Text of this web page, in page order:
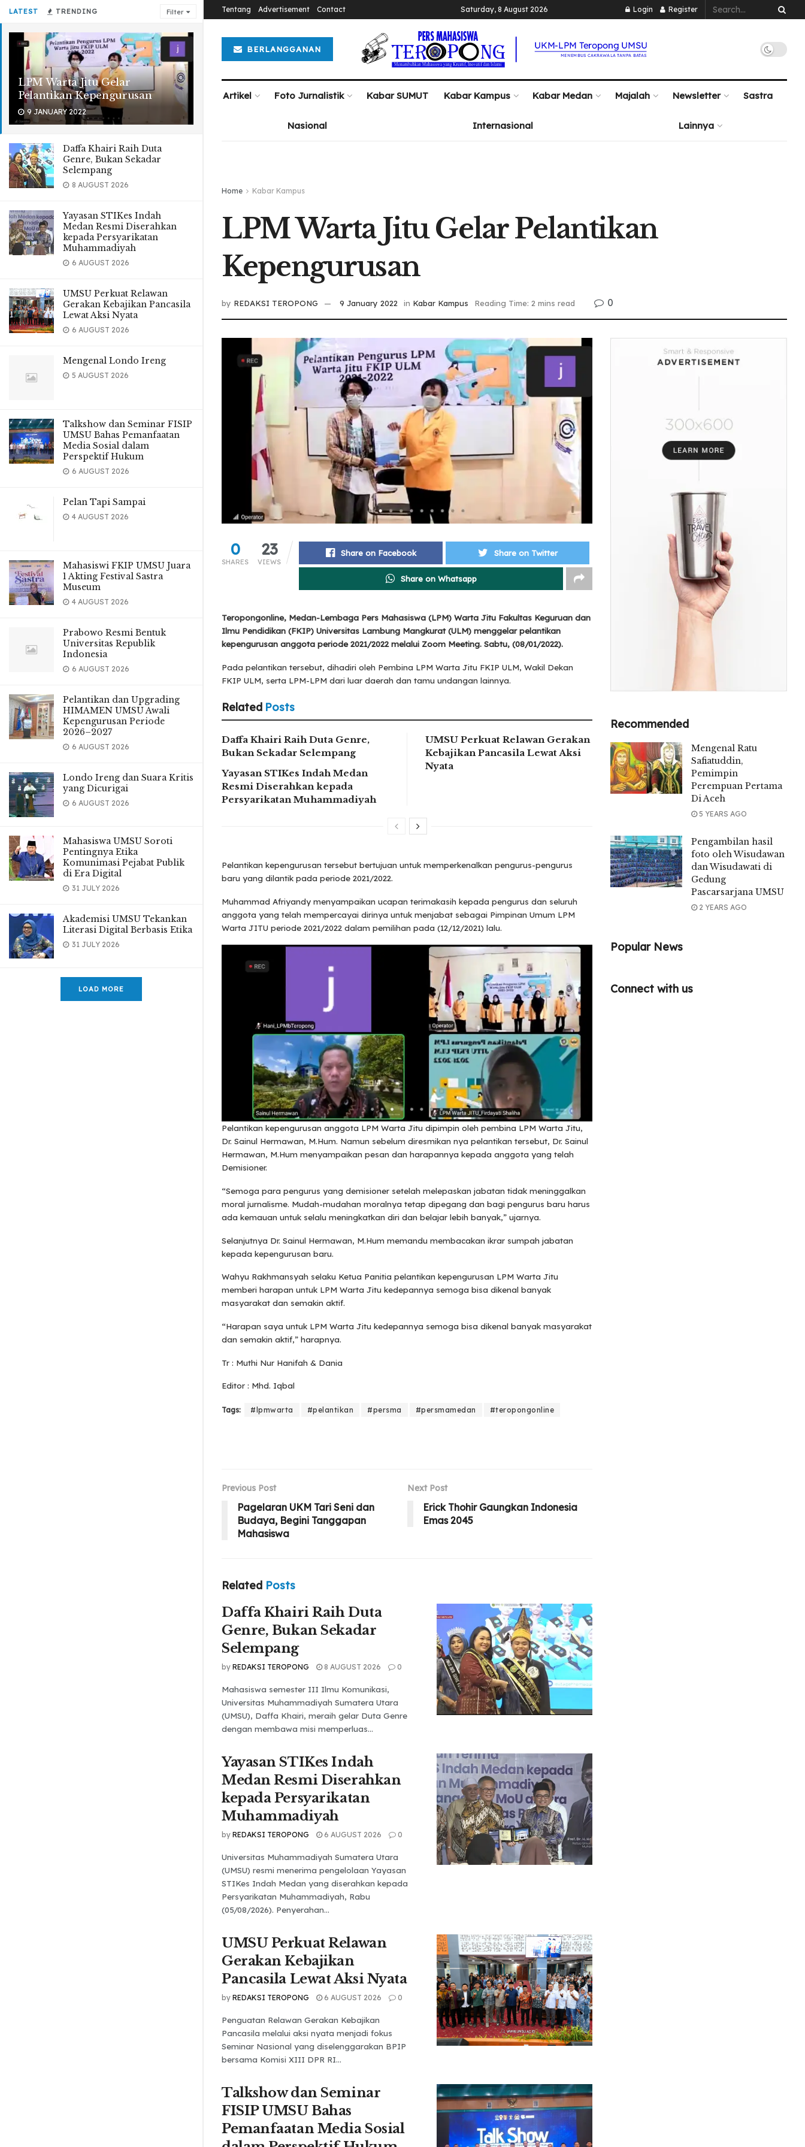
LATEST TRENDING Filter
LPM Warta Jitu Gelar
Pelantikan Kepengurusan
9 JANUARY 2022
Daffa Khairi Raih Duta
Genre, Bukan Sekadar
Selempang
8 AUGUST 2026
Yayasan STIKes Indah
Medan Resmi Diserahkan
kepada Persyarikatan
Muhammadiyah
6 AUGUST 2026
UMSU Perkuat Relawan
Gerakan Kebajikan Pancasila
Lewat Aksi Nyata
6 AUGUST 2026
Mengenal Londo Ireng
5 AUGUST 2026
Talkshow dan Seminar FISIP
UMSU Bahas Pemanfaatan
Media Sosial dalam
Perspektif Hukum
6 AUGUST 2026
Pelan Tapi Sampai
4 AUGUST 2026
Mahasiswi FKIP UMSU Juara
1 Akting Festival Sastra
Museum
4 AUGUST 2026
Prabowo Resmi Bentuk
Universitas Republik
Indonesia
6 AUGUST 2026
Pelantikan dan Upgrading
HIMAMEN UMSU Awali
Kepengurusan Periode
2026–2027
6 AUGUST 2026
Londo Ireng dan Suara Kritis
yang Dicurigai
6 AUGUST 2026
Mahasiswa UMSU Soroti
Pentingnya Etika
Komunimasi Pejabat Publik
di Era Digital
31 JULY 2026
Akademisi UMSU Tekankan
Literasi Digital Berbasis Etika
31 JULY 2026
LOAD MORE
Tentang Advertisement Contact Saturday, 8 August 2026 Login Register
BERLANGGANAN
Artikel Foto Jurnalistik Kabar SUMUT Kabar Kampus Kabar Medan Majalah Newsletter Sastra
Nasional Internasional Lainnya
Home Kabar Kampus
LPM Warta Jitu Gelar Pelantikan
Kepengurusan
by REDAKSI TEROPONG 9 January 2022 in Kabar Kampus Reading Time: 2 mins read 0
0
SHARES
23
VIEWS
Share on Facebook Share on Twitter
Share on Whatsapp
Teropongonline, Medan-Lembaga Pers Mahasiswa (LPM) Warta Jitu Fakultas Keguruan dan
Ilmu Pendidikan (FKIP) Universitas Lambung Mangkurat (ULM) menggelar pelantikan
kepengurusan anggota periode 2021/2022 melalui Zoom Meeting. Sabtu, (08/01/2022).
Pada pelantikan tersebut, dihadiri oleh Pembina LPM Warta Jitu FKIP ULM, Wakil Dekan
FKIP ULM, serta LPM-LPM dari luar daerah dan tamu undangan lainnya.
Related Posts
Daffa Khairi Raih Duta Genre,
Bukan Sekadar Selempang
Yayasan STIKes Indah Medan
Resmi Diserahkan kepada
Persyarikatan Muhammadiyah
UMSU Perkuat Relawan Gerakan
Kebajikan Pancasila Lewat Aksi
Nyata
Pelantikan kepengurusan tersebut bertujuan untuk memperkenalkan pengurus-pengurus
baru yang dilantik pada periode 2021/2022.
Muhammad Afriyandy menyampaikan ucapan terimakasih kepada pengurus dan seluruh
anggota yang telah mempercayai dirinya untuk menjabat sebagai Pimpinan Umum LPM
Warta JITU periode 2021/2022 dalam pemilihan pada (12/12/2021) lalu.
Pelantikan kepengurusan anggota LPM Warta Jitu dipimpin oleh pembina LPM Warta Jitu,
Dr. Sainul Hermawan, M.Hum. Namun sebelum diresmikan nya pelantikan tersebut, Dr. Sainul
Hermawan, M.Hum menyampaikan pesan dan harapannya kepada anggota yang telah
Demisioner.
“Semoga para pengurus yang demisioner setelah melepaskan jabatan tidak meninggalkan
moral jurnalisme. Mudah-mudahan moralnya tetap dipegang dan bagi pengurus baru harus
ada kemauan untuk selalu meningkatkan diri dan belajar lebih banyak,” ujarnya.
Selanjutnya Dr. Sainul Hermawan, M.Hum memandu membacakan ikrar sumpah jabatan
kepada kepengurusan baru.
Wahyu Rakhmansyah selaku Ketua Panitia pelantikan kepengurusan LPM Warta Jitu
memberi harapan untuk LPM Warta Jitu kedepannya semoga bisa dikenal banyak
masyarakat dan semakin aktif.
“Harapan saya untuk LPM Warta Jitu kedepannya semoga bisa dikenal banyak masyarakat
dan semakin aktif,” harapnya.
Tr : Muthi Nur Hanifah & Dania
Editor : Mhd. Iqbal
Tags: #lpmwarta #pelantikan #persma #persmamedan #teropongonline
Previous Post
Pagelaran UKM Tari Seni dan
Budaya, Begini Tanggapan
Mahasiswa
Next Post
Erick Thohir Gaungkan Indonesia
Emas 2045
Related Posts
Daffa Khairi Raih Duta
Genre, Bukan Sekadar
Selempang
by REDAKSI TEROPONG 8 AUGUST 2026 0
Mahasiswa semester III Ilmu Komunikasi,
Universitas Muhammadiyah Sumatera Utara
(UMSU), Daffa Khairi, meraih gelar Duta Genre
dengan membawa misi memperluas...
Yayasan STIKes Indah
Medan Resmi Diserahkan
kepada Persyarikatan
Muhammadiyah
by REDAKSI TEROPONG 6 AUGUST 2026 0
Universitas Muhammadiyah Sumatera Utara
(UMSU) resmi menerima pengelolaan Yayasan
STIKes Indah Medan yang diserahkan kepada
Persyarikatan Muhammadiyah, Rabu
(05/08/2026). Penyerahan...
UMSU Perkuat Relawan
Gerakan Kebajikan
Pancasila Lewat Aksi Nyata
by REDAKSI TEROPONG 6 AUGUST 2026 0
Penguatan Relawan Gerakan Kebajikan
Pancasila melalui aksi nyata menjadi fokus
Seminar Nasional yang diselenggarakan BPIP
bersama Komisi XIII DPR RI...
Talkshow dan Seminar
FISIP UMSU Bahas
Pemanfaatan Media Sosial
Recommended
Mengenal Ratu
Safiatuddin,
Pemimpin
Perempuan Pertama
Di Aceh
5 YEARS AGO
Pengambilan hasil
foto oleh Wisudawan
dan Wisudawati di
Gedung
Pascarsarjana UMSU
2 YEARS AGO
Popular News
Connect with us